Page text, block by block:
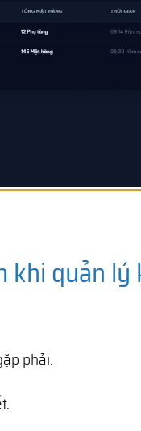
khi quản lý
phải.